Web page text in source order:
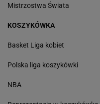
Mistrzostwa Świata
KOSZYKÓWKA
Basket Liga kobiet
Polska liga koszykówki
NBA